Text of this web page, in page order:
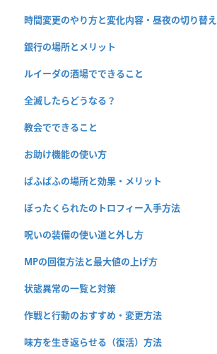
時間変更のやり方と変化内容・昼夜の切り替え
銀行の場所とメリット
ルイーダの酒場でできること
全滅したらどうなる？
教会でできること
お助け機能の使い方
ぱふぱふの場所と効果・メリット
ぼったくられたのトロフィー入手方法
呪いの装備の使い道と外し方
MPの回復方法と最大値の上げ方
状態異常の一覧と対策
作戦と行動のおすすめ・変更方法
味方を生き返らせる（復活）方法